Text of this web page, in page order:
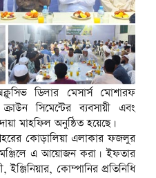
ডিলার মেসার্স মোশারফ
সিমেন্টের ব্যবসায়ী এবং
মাহফিল অনুষ্ঠিত হয়েছে।
কোড়ালিয়া এলাকার ফজলুর
মঞ্জিলে এ আয়োজন করা। ইফতার
ইঞ্জিনিয়ার, কোম্পানির প্রতিনিধি